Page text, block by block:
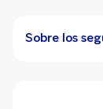
Sobre los